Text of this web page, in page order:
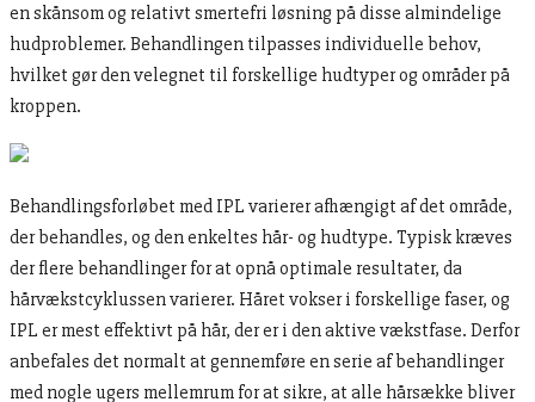
en skånsom og relativt smertefri løsning på disse almindelige
hudproblemer. Behandlingen tilpasses individuelle behov,
hvilket gør den velegnet til forskellige hudtyper og områder på
kroppen.
Behandlingsforløbet med IPL varierer afhængigt af det område,
der behandles, og den enkeltes hår- og hudtype. Typisk kræves
der flere behandlinger for at opnå optimale resultater, da
hårvækstcyklussen varierer. Håret vokser i forskellige faser, og
IPL er mest effektivt på hår, der er i den aktive vækstfase. Derfor
anbefales det normalt at gennemføre en serie af behandlinger
med nogle ugers mellemrum for at sikre, at alle hårsække bliver